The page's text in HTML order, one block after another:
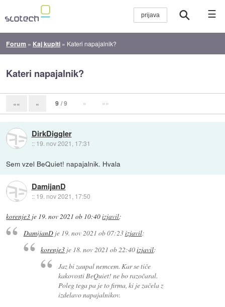
☰
Forum » Kaj kupiti » Kateri napajalnik?
Kateri napajalnik?
«« « 9 / 9 » »»
DirkDiggler
:: 19. nov 2021, 17:31
Sem vzel BeQuiet! napajalnik. Hvala
DamijanD
:: 19. nov 2021, 17:50
korenje3 je 19. nov 2021 ob 10:40izjavil:
DamijanDje 19. nov 2021 ob 07:23izjavil:
korenje3 je 18. nov 2021 ob 22:40izjavil:
Jaz bi zaupal nemcem. Kar se tiče
kakovosti BeQuiet! ne bo razočaral.
Poleg tega pa je to firma, ki je začela z
izdelavo napajalnikov.